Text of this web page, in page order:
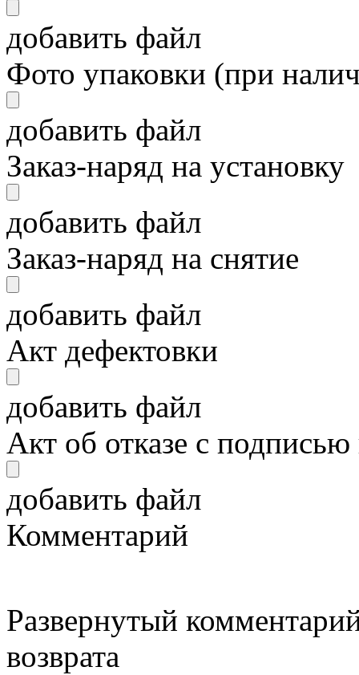
добавить файл
Фото упаковки (при
добавить файл
Заказ-наряд на установку
добавить файл
Заказ-наряд на снятие
добавить файл
Акт дефектовки
добавить файл
Акт об отказе с
добавить файл
Комментарий
Развернутый
возврата